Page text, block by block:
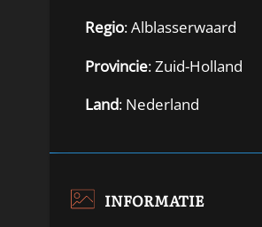
Regio: Alblasserwaard
Provincie: Zuid-Holland
Land: Nederland
INFORMATIE